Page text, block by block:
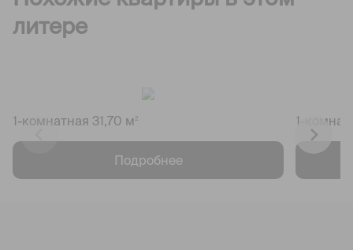
литере
1-комнатная 31,70 м 2
Подробнее
1-